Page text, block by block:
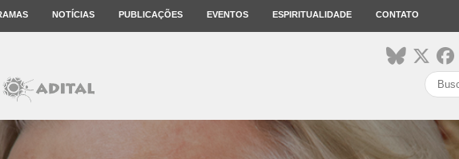
NOTÍCIAS PUBLICAÇÕES EVENTOS ESPIRITUALIDADE CONTATO